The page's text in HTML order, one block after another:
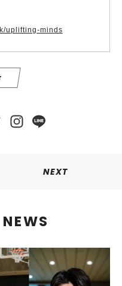
uplifting-minds
NEXT